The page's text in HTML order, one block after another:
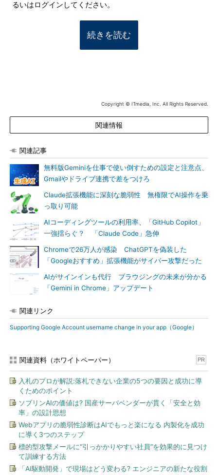
るいはログインしてください。
続きを読む
Copyright © ITmedia, Inc. All Rights Reserved.
関連情報
関連記事
無料版Geminiを仕事で使い倒すための設定と注意点、
Gmailやドライブ連携で差をつけろ
Claude拡張機能に深刻な脆弱性 無権限でAI操作を乗
っ取り可能
AIコーディングツールの利用率、「GitHub Copilot」
一強揺らぐ？ 「Claude Code」急伸
Chromeで26万人が感染 ChatGPTを偽装した
「Googleおすすめ」拡張機能がサイバー攻撃だった
AIがサインインも代行 ブラウジングの未来が分かる
「Gemini in Chrome」アップデート
関連リンク
Supporting Google Account username change in your app（Google）
関連資料（ホワイトペーパー） PR
入札のプロが解説:落札できない企業の5つの要因と成功に導
くためのポイント
ソブリンAIの価値は? 国産サーバベンダーが貫く「安全と効
率」の設計思想
Webアプリの脆弱性診断はAIでもっと楽になる 内製化を成功
に導く3つのステップ
標的型攻撃メールに“引っかかりやすい社員”を効果的に見つけ
て訓練する方法
「AI駆動開発」で現場はどう変わる? エンジニアの新たな役割